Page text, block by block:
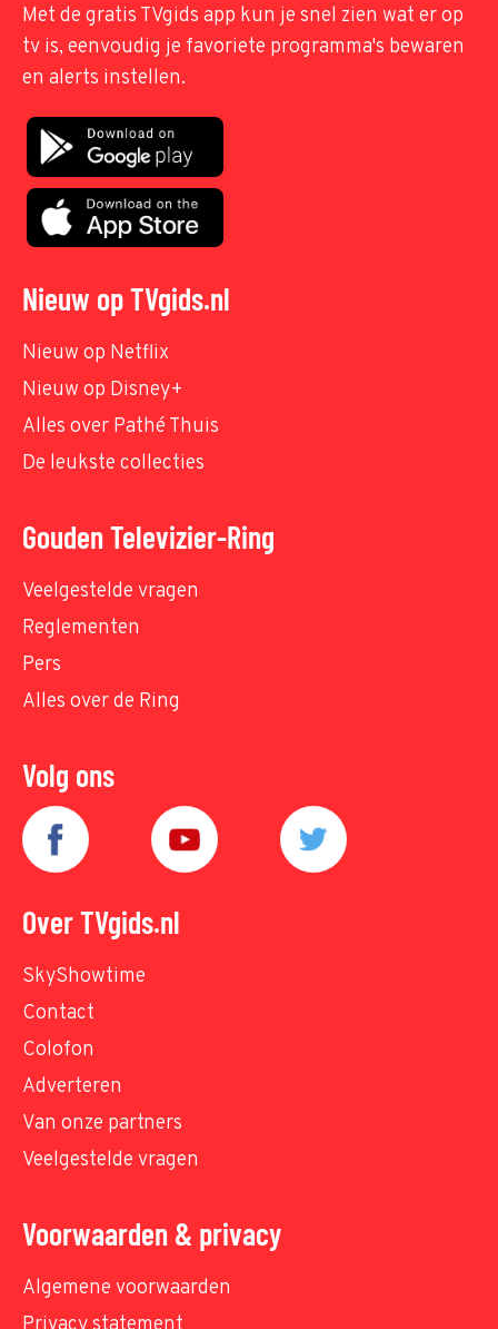
Met de gratis TVgids app kun je snel zien wat er op
tv is, eenvoudig je favoriete programma's bewaren
en alerts instellen.
Nieuw op TVgids.nl
Nieuw op Netflix
Nieuw op Disney+
Alles over Pathé Thuis
De leukste collecties
Gouden Televizier-Ring
Veelgestelde vragen
Reglementen
Pers
Alles over de Ring
Volg ons
Over TVgids.nl
SkyShowtime
Contact
Colofon
Adverteren
Van onze partners
Veelgestelde vragen
Voorwaarden & privacy
Algemene voorwaarden